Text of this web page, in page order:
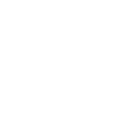
| | ノ
| | Λ └:::
| |∨ Λ 、
| | | |
| | |
| | 八 |
| | ＼
| | ＼{ //
| | | / //